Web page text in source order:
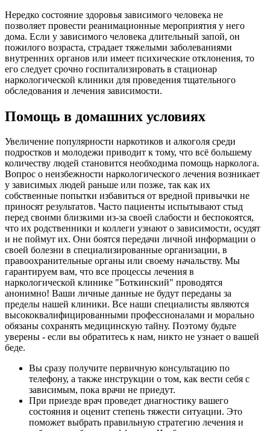
Нередко состояние здоровья зависимого человека не
позволяет провести реанимационные мероприятия у него
дома. Если у зависимого человека длительный запой, он
пожилого возраста, страдает тяжелыми заболеваниями
внутренних органов или имеет психические отклонения, то
его следует срочно госпитализировать в стационар
наркологической клиники для проведения тщательного
обследования и лечения зависимости.
Помощь в домашних условиях
Увеличение популярности наркотиков и алкоголя среди
подростков и молодежи приводит к тому, что всё большему
количеству людей становится необходима помощь нарколога.
Вопрос о неизбежности наркологического лечения возникает
у зависимых людей раньше или позже, так как их
собственные попытки избавиться от вредной привычки не
приносят результатов. Часто пациенты испытывают стыд
перед своими близкими из-за своей слабости и беспокоятся,
что их родственники и коллеги узнают о зависимости, осудят
и не поймут их. Они боятся передачи личной информации о
своей болезни в специализированные организации, в
правоохранительные органы или своему начальству. Мы
гарантируем вам, что все процессы лечения в
наркологической клинике "Боткинский" проводятся
анонимно! Ваши личные данные не будут переданы за
пределы нашей клиники. Все наши специалисты являются
высококвалифицированными профессионалами и морально
обязаны сохранять медицинскую тайну. Поэтому будьте
уверены - если вы обратитесь к нам, никто не узнает о вашей
беде.
Вы сразу получите первичную консультацию по
телефону, а также инструкции о том, как вести себя с
зависимым, пока врачи не приедут.
При приезде врач проведет диагностику вашего
состояния и оценит степень тяжести ситуации. Это
поможет выбрать правильную стратегию лечения и